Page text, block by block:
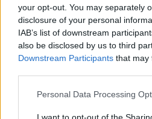
your opt-out. You may separately
disclosure of your personal
IAB’s list of downstream
also be disclosed by us to third
Downstream Participants that may
Personal Data Processing
I want to opt-out of the
D grupės turnyro lentelė
pergalės, pralaimėjimai,